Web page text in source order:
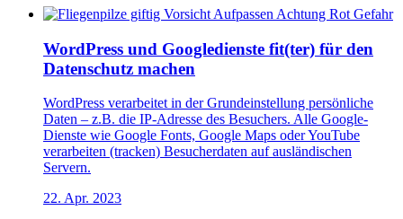
WordPress und Googledienste fit(ter) für den
Datenschutz machen
WordPress verarbeitet in der Grundeinstellung persönliche
Daten – z.B. die IP-Adresse des Besuchers. Alle Google-
Dienste wie Google Fonts, Google Maps oder YouTube
verarbeiten (tracken) Besucherdaten auf ausländischen
Servern.
22. Apr. 2023